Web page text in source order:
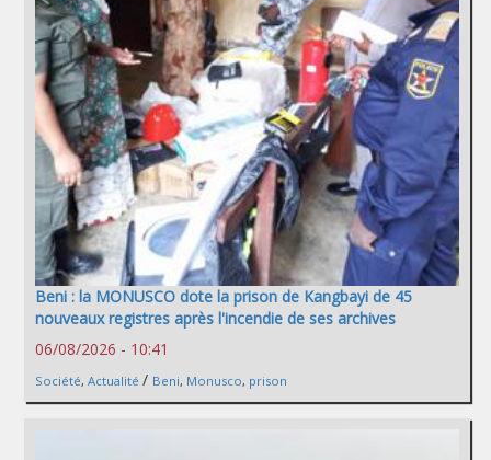
Beni : la MONUSCO dote la prison de Kangbayi de 45
nouveaux registres après l'incendie de ses archives
06/08/2026 - 10:41
Société, Actualité / Beni, Monusco, prison